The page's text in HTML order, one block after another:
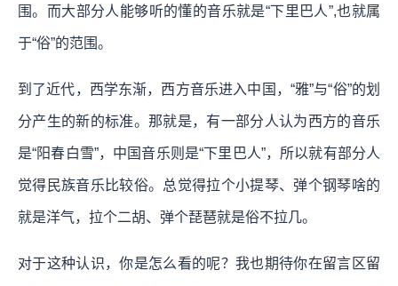
围。而大部分人能够听的懂的音乐就是“下里巴人”,也就属
于“俗”的范围。
到了近代，西学东渐，西方音乐进入中国，“雅”与“俗”的划
分产生的新的标准。那就是，有一部分人认为西方的音乐
是“阳春白雪”，中国音乐则是“下里巴人”，所以就有部分人
觉得民族音乐比较俗。总觉得拉个小提琴、弹个钢琴啥的
就是洋气，拉个二胡、弹个琵琶就是俗不拉几。
对于这种认识，你是怎么看的呢？我也期待你在留言区留